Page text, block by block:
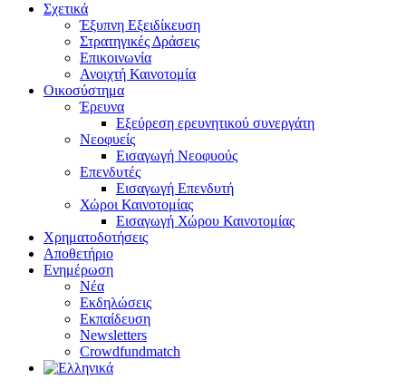
Σχετικά
Έξυπνη Εξειδίκευση
Στρατηγικές Δράσεις
Επικοινωνία
Ανοιχτή Καινοτομία
Οικοσύστημα
Έρευνα
Εξεύρεση ερευνητικού συνεργάτη
Νεοφυείς
Εισαγωγή Νεοφυούς
Επενδυτές
Εισαγωγή Επενδυτή
Χώροι Καινοτομίας
Εισαγωγή Χώρου Καινοτομίας
Χρηματοδοτήσεις
Αποθετήριο
Ενημέρωση
Νέα
Εκδηλώσεις
Εκπαίδευση
Newsletters
Crowdfundmatch